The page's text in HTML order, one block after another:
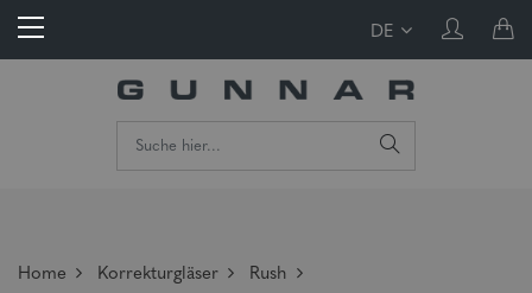
DE
Home Korrekturgläser
Rush